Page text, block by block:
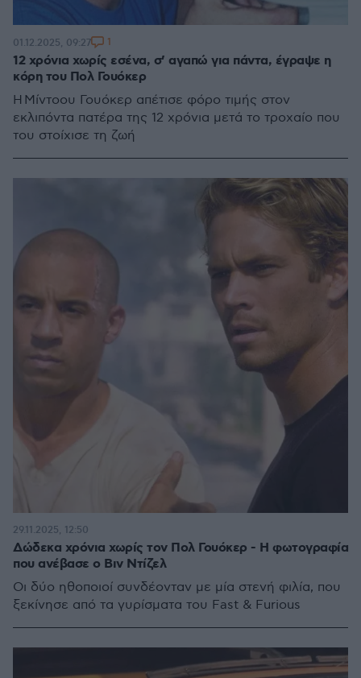
12 χρόνια χωρίς εσένα, σ’ αγαπώ για πάντα, έγραψε η
κόρη του Πολ Γουόκερ
Η Μίντοου Γουόκερ απέτισε φόρο τιμής στον
εκλιπόντα πατέρα της 12 χρόνια μετά το τροχαίο που
του στοίχισε τη ζωή
01.12.2025, 09:27 1
Δώδεκα χρόνια χωρίς τον Πολ Γουόκερ - Η φωτογραφία
που ανέβασε ο Βιν Ντίζελ
Οι δύο ηθοποιοί συνδέονταν με μία στενή φιλία, που
ξεκίνησε από τα γυρίσματα του Fast & Furious
29.11.2025, 12:50